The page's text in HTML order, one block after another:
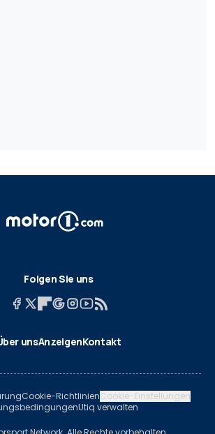
Folgen Sie uns
unsAnzeigenKontakt
Cookie-RichtlinienCookie-Einstellungen
Utiq verwalten